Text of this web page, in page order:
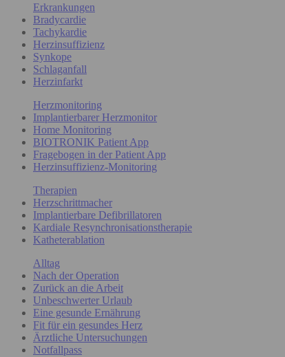
Erkrankungen
Bradycardie
Tachykardie
Herzinsuffizienz
Synkope
Schlaganfall
Herzinfarkt
Herzmonitoring
Implantierbarer Herzmonitor
Home Monitoring
BIOTRONIK Patient App
Fragebogen in der Patient App
Herzinsuffizienz-Monitoring
Therapien
Herzschrittmacher
Implantierbare Defibrillatoren
Kardiale Resynchronisationstherapie
Katheterablation
Alltag
Nach der Operation
Zurück an die Arbeit
Unbeschwerter Urlaub
Eine gesunde Ernährung
Fit für ein gesundes Herz
Ärztliche Untersuchungen
Notfallpass